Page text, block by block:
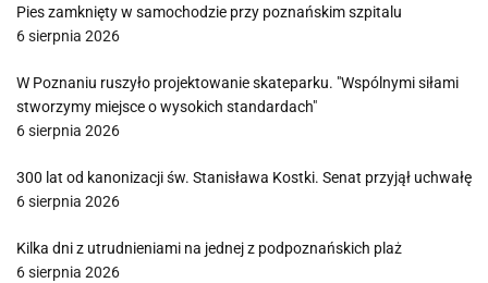
Pies zamknięty w samochodzie przy poznańskim szpitalu
6 sierpnia 2026
W Poznaniu ruszyło projektowanie skateparku. "Wspólnymi siłami
stworzymy miejsce o wysokich standardach"
6 sierpnia 2026
300 lat od kanonizacji św. Stanisława Kostki. Senat przyjął uchwałę
6 sierpnia 2026
Kilka dni z utrudnieniami na jednej z podpoznańskich plaż
6 sierpnia 2026